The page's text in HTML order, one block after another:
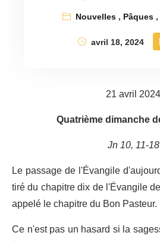
Nouvelles, Pâques,
avril 18, 2024
21 avril 2024
Quatrième dimanche
Jn 10, 11-18
Le passage de l'Évangile
tiré du chapitre dix de l'Évangile
appelé le chapitre du Bon Pasteur.
Ce n'est pas un hasard si la